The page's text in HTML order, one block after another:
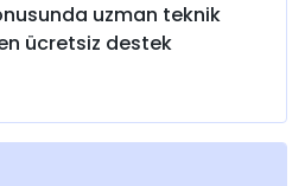
uzman teknik
ücretsiz destek